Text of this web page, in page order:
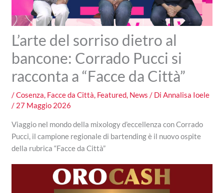
L’arte del sorriso dietro al
bancone: Corrado Pucci si
racconta a “Facce da Città”
/Cosenza, Facce da Città, Featured, News / DiAnnalisa Ioele
/ 27 Maggio 2026
Viaggio nel mondo della mixology d’eccellenza con Corrado
Pucci, il campione regionale di bartending è il nuovo ospite
della rubrica “Facce da Città”